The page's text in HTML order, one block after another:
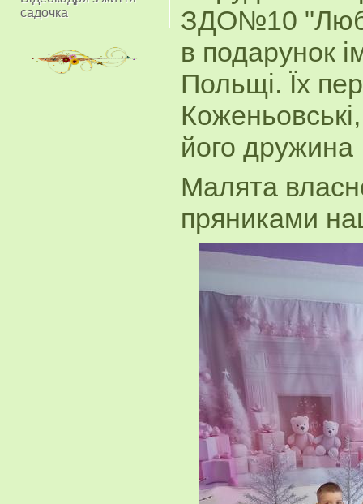
садочка
ЗДО№10
в подарунок
Польщі. Їх
його дружина
Малята
пряниками